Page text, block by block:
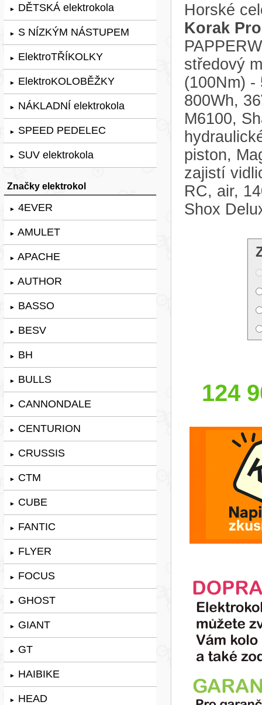
► DĚTSKÁ elektrokola
► S NÍZKÝM NÁSTUPEM
► ElektroTŘÍKOLKY
► ElektroKOLOBĚŽKY
► NÁKLADNÍ elektrokola
► SPEED PEDELEC
► SUV elektrokola
Značky elektrokol
► 4EVER
► AMULET
► APACHE
► AUTHOR
► BASSO
► BESV
► BH
► BULLS
► CANNONDALE
► CENTURION
► CRUSSIS
► CTM
► CUBE
► FANTIC
► FLYER
► FOCUS
► GHOST
► GIANT
► GT
► HAIBIKE
► HEAD
Horské
Korak
středový
(100Nm) -
800Wh,
M6100,
piston,
zajistí
RC, air,
Shox
124